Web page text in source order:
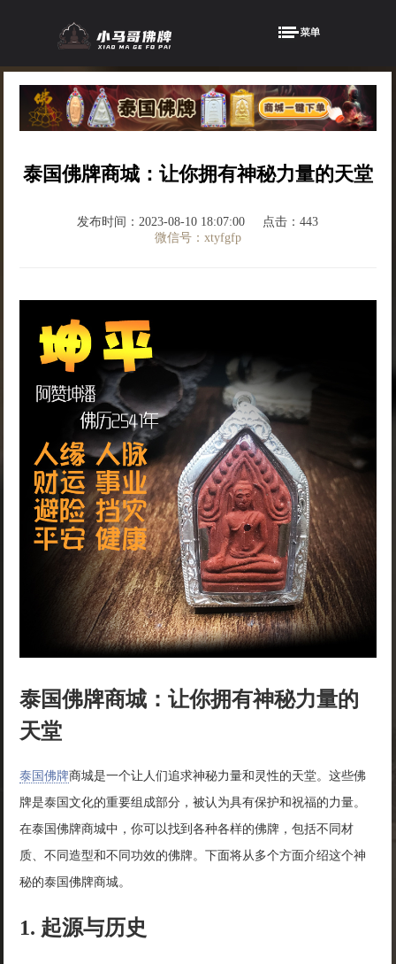
泰国佛牌商城：让你拥有神秘力量的天堂
发布时间：2023-08-10 18:07:00
点击：443
微信号：xtyfgfp
泰国佛牌商城：让你拥有神秘力量的
天堂
泰国佛牌商城是一个让人们追求神秘力量和灵性的天堂。这些佛
牌是泰国文化的重要组成部分，被认为具有保护和祝福的力量。
在泰国佛牌商城中，你可以找到各种各样的佛牌，包括不同材
质、不同造型和不同功效的佛牌。下面将从多个方面介绍这个神
秘的泰国佛牌商城。
1. 起源与历史